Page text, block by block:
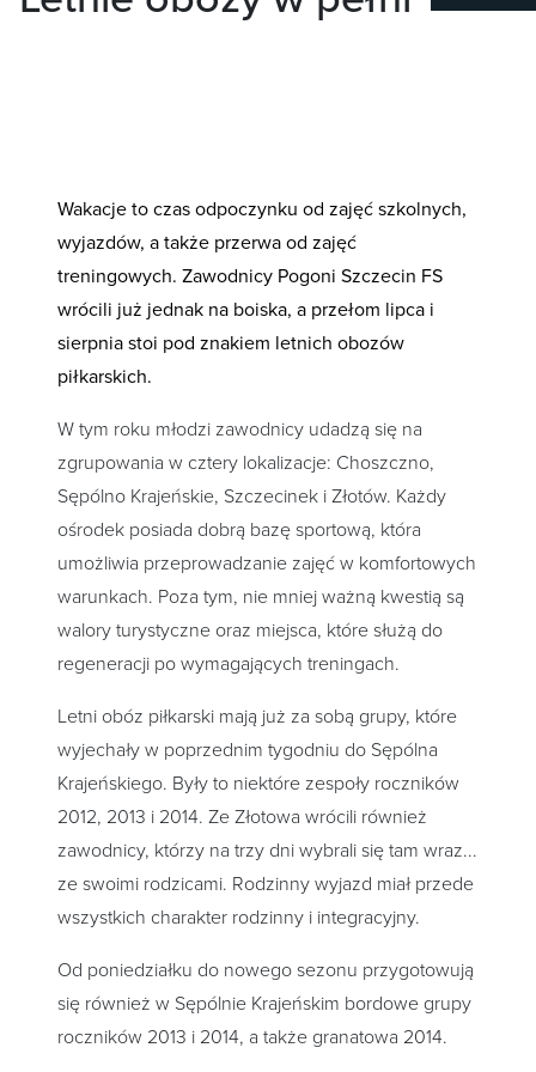
Wakacje to czas odpoczynku od zajęć szkolnych,
wyjazdów, a także przerwa od zajęć
treningowych. Zawodnicy Pogoni Szczecin FS
wrócili już jednak na boiska, a przełom lipca i
sierpnia stoi pod znakiem letnich obozów
piłkarskich.
W tym roku młodzi zawodnicy udadzą się na
zgrupowania w cztery lokalizacje: Choszczno,
Sępólno Krajeńskie, Szczecinek i Złotów. Każdy
ośrodek posiada dobrą bazę sportową, która
umożliwia przeprowadzanie zajęć w komfortowych
warunkach. Poza tym, nie mniej ważną kwestią są
walory turystyczne oraz miejsca, które służą do
regeneracji po wymagających treningach.
Letni obóz piłkarski mają już za sobą grupy, które
wyjechały w poprzednim tygodniu do Sępólna
Krajeńskiego. Były to niektóre zespoły roczników
2012, 2013 i 2014. Ze Złotowa wrócili również
zawodnicy, którzy na trzy dni wybrali się tam wraz...
ze swoimi rodzicami. Rodzinny wyjazd miał przede
wszystkich charakter rodzinny i integracyjny.
Od poniedziałku do nowego sezonu przygotowują
się również w Sępólnie Krajeńskim bordowe grupy
roczników 2013 i 2014, a także granatowa 2014.